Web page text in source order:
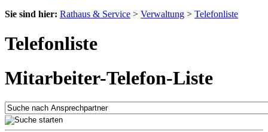
Sie sind hier: Rathaus & Service > Verwaltung > Telefonliste
Telefonliste
Mitarbeiter-Telefon-Liste